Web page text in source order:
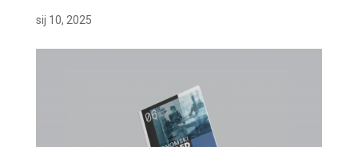
sij 10, 2025